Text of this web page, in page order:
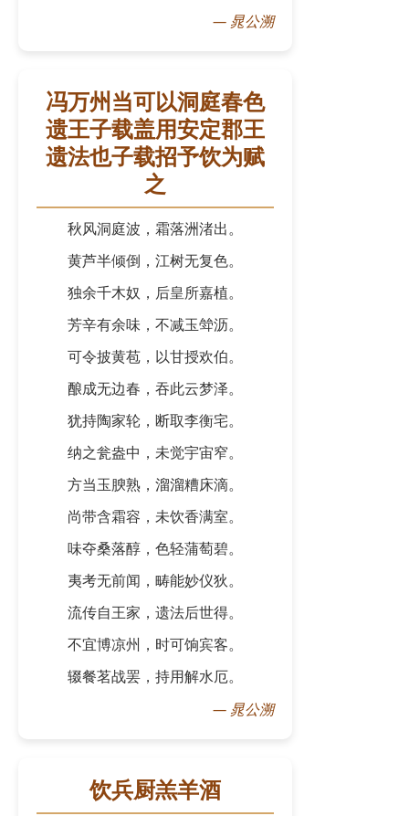
— 晁公溯
冯万州当可以洞庭春色
遗王子载盖用安定郡王
遗法也子载招予饮为赋
之
秋风洞庭波，霜落洲渚出。
黄芦半倾倒，江树无复色。
独余千木奴，后皇所嘉植。
芳辛有余味，不减玉斚沥。
可令披黄苞，以甘授欢伯。
酿成无边春，吞此云梦泽。
犹持陶家轮，断取李衡宅。
纳之瓮盎中，未觉宇宙窄。
方当玉腴熟，溜溜糟床滴。
尚带含霜容，未饮香满室。
味夺桑落醇，色轻蒲萄碧。
夷考无前闻，畴能妙仪狄。
流传自王家，遗法后世得。
不宜博凉州，时可饷宾客。
辍餐茗战罢，持用解水厄。
— 晁公溯
饮兵厨羔羊酒